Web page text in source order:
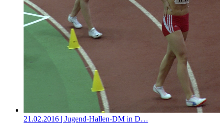
21.02.2016 | Jugend-Hallen-DM in D…